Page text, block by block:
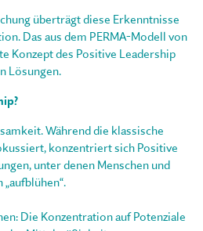
überträgt diese Erkenntnisse
Das aus dem PERMA-Modell von
Konzept des Positive Leadership
Lösungen.
Während die klassische
konzentriert sich Positive
unter denen Menschen und
Die Konzentration auf Potenziale